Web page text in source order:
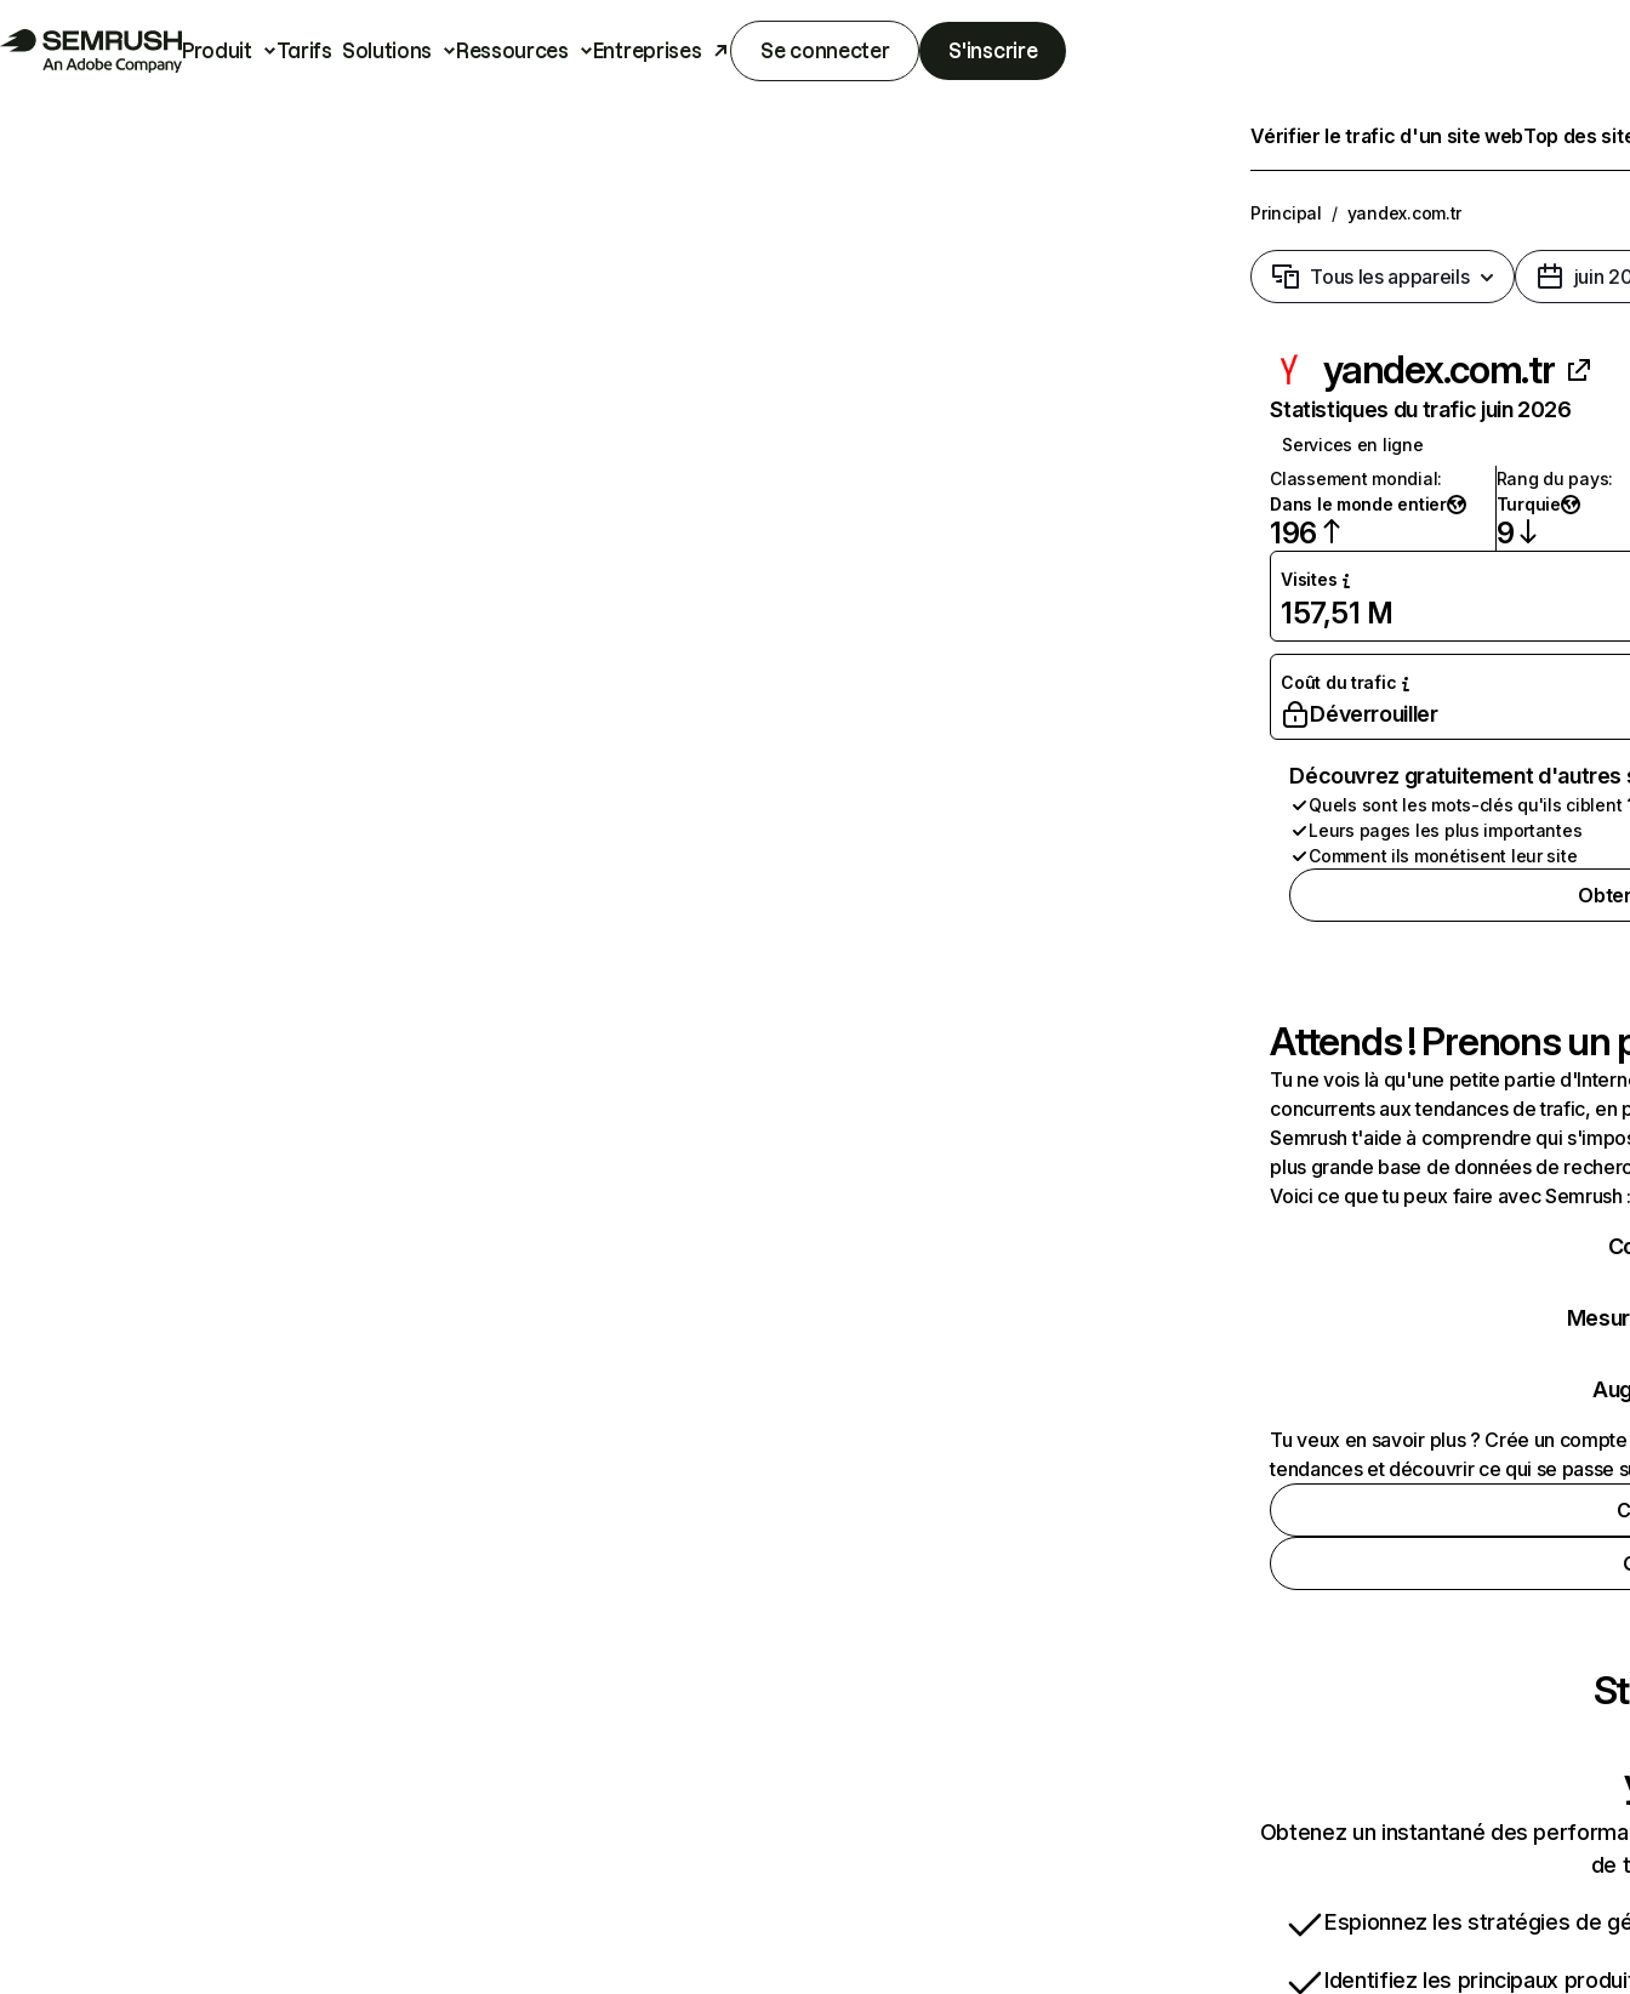
Produit Tarifs Solutions Ressources Entreprises Se connecter S'inscrire
Vérifier le trafic d'un site webTop des
Principal / yandex.com.tr
Tous les appareils juin
yandex.com.tr
Statistiques du trafic juin 2026
Services en ligne
Classement mondial:
Dans le monde entier
196
Rang du pays:
Turquie
9
Visites
157,51 M
Coût du trafic
Déverrouiller
Découvrez gratuitement
Quels sont les mots-clés qu'ils ciblent
Leurs pages les plus importantes
Comment ils monétisent leur site
Attends ! Prenons un
Tu ne vois là qu'une petite partie
concurrents aux tendances de trafic, en
Semrush t'aide à comprendre qui
plus grande base de données de
Voici ce que tu peux faire avec Semrush
Tu veux en savoir plus ? Crée un
tendances et découvrir ce qui se passe
Obtenez un instantané des
de
Espionnez les stratégies de
Identifiez les principaux